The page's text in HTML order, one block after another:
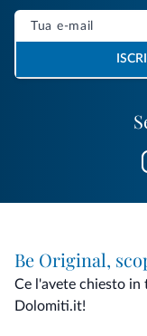
Be Original,
Ce l'avete chiesto in
Dolomiti.it!